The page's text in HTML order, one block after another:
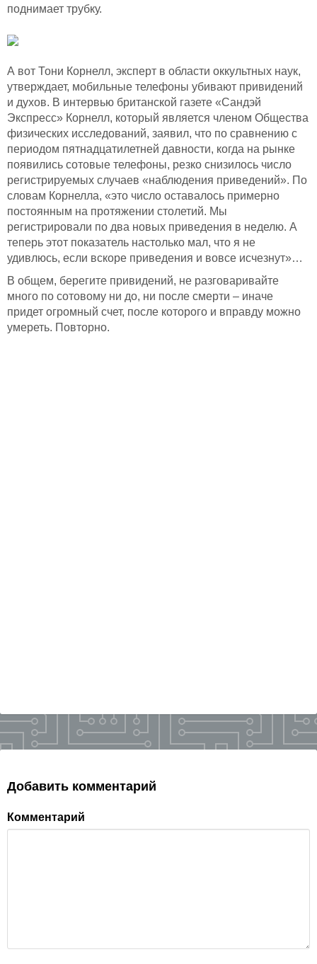
поднимает трубку.
А вот Тони Корнелл, эксперт в области оккультных наук,
утверждает, мобильные телефоны убивают привидений
и духов. В интервью британской газете «Сандэй
Экспресс» Корнелл, который является членом Общества
физических исследований, заявил, что по сравнению с
периодом пятнадцатилетней давности, когда на рынке
появились сотовые телефоны, резко снизилось число
регистрируемых случаев «наблюдения приведений». По
словам Корнелла, «это число оставалось примерно
постоянным на протяжении столетий. Мы
регистрировали по два новых приведения в неделю. А
теперь этот показатель настолько мал, что я не
удивлюсь, если вскоре приведения и вовсе исчезнут»…
В общем, берегите привидений, не разговаривайте
много по сотовому ни до, ни после смерти – иначе
придет огромный счет, после которого и вправду можно
умереть. Повторно.
Добавить комментарий
Комментарий